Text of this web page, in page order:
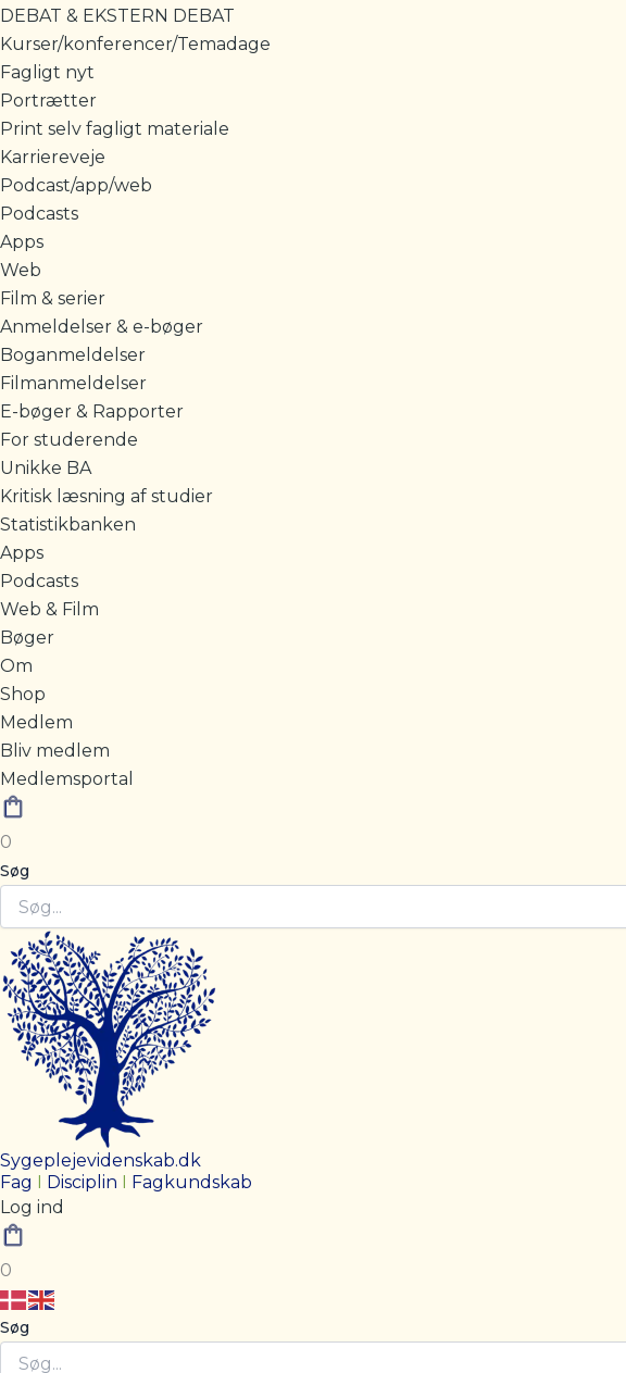
DEBAT & EKSTERN DEBAT
Kurser/konferencer/Temadage
Fagligt nyt
Portrætter
Print selv fagligt materiale
Karriereveje
Podcast/app/web
Podcasts
Apps
Web
Film & serier
Anmeldelser & e-bøger
Boganmeldelser
Filmanmeldelser
E-bøger & Rapporter
For studerende
Unikke BA
Kritisk læsning af studier
Statistikbanken
Apps
Podcasts
Web & Film
Bøger
Om
Shop
Medlem
Bliv medlem
Medlemsportal
0
Søg
Sygeplejevidenskab.dk
Fag I Disciplin I Fagkundskab
Log ind
0
Søg